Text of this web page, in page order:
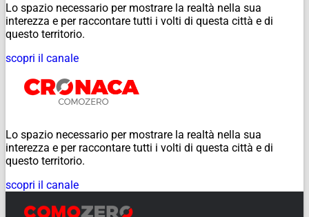
Lo spazio necessario per mostrare la realtà nella sua
interezza e per raccontare tutti i volti di questa città e di
questo territorio.
scopri il canale
Lo spazio necessario per mostrare la realtà nella sua
interezza e per raccontare tutti i volti di questa città e di
questo territorio.
scopri il canale